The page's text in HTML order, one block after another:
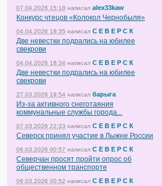
07.04.2026 15:18 написал alex33kaw
Конкурс чтецов «Колокол Чернобыля»
04.04.2026 18:35 написал С Е В Е Р С К
Две невестки подрались на юбилее
свекрови
04.04.2026 18:34 написал С Е В Е Р С К
Две невестки подрались на юбилее
свекрови
27.03.2026 19:54 написал барыга
Из-за активного снеготаяния
коммунальные службы города...
07.03.2026 22:33 написал С Е В Е Р С К
Северск принял участие в Лыжне России
06.03.2026 00:57 написал С Е В Е Р С К
Северчан просят пройти опрос об
общественном транспорте
06.03.2026 00:52 написал С Е В Е Р С К